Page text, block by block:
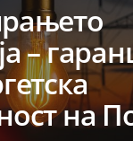
–
на